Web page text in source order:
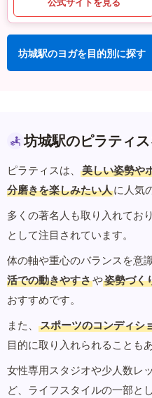
坊城駅のヨガを目的別に探す
坊城駅のピラティ
ピラティスは、 美しい姿勢や
分磨きを楽しみたい人に人気
多くの著名人も取り入れてお
として注目されています。
体の軸や重心のバランスを意
活での動きやすさや姿勢づく
おすすめです。
また、
スポーツのコンディシ
目的に取り入れられることも
女性専用スタジオや少人数レ
ど、ライフスタイルの一部と